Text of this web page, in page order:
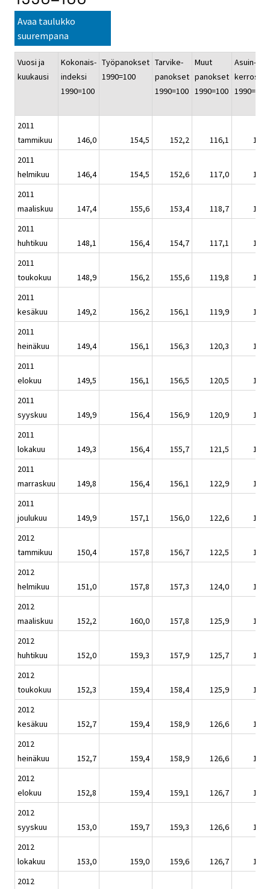
Avaa taulukko
suurempana
Vuosi ja
kuukausi
Kokonais-
indeksi
1990=100
Työpanokset
1990=100
Tarvike-
panokset
1990=100
Muut
panokset
1990=100
Asuin-
1990=100
2011
tammikuu
146,0 154,5 152,2 116,1
2011
helmikuu
146,4 154,5 152,6 117,0
2011
maaliskuu
147,4 155,6 153,4 118,7
2011
huhtikuu
148,1 156,4 154,7 117,1
2011
toukokuu
148,9 156,2 155,6 119,8
2011
kesäkuu
149,2 156,2 156,1 119,9
2011
heinäkuu
149,4 156,1 156,3 120,3
2011
elokuu
149,5 156,1 156,5 120,5
2011
syyskuu
149,9 156,4 156,9 120,9
2011
lokakuu
149,3 156,4 155,7 121,5
2011
marraskuu
149,8 156,4 156,1 122,9
2011
joulukuu
149,9 157,1 156,0 122,6
2012
tammikuu
150,4 157,8 156,7 122,5
2012
helmikuu
151,0 157,8 157,3 124,0
2012
maaliskuu
152,2 160,0 157,8 125,9
2012
huhtikuu
152,0 159,3 157,9 125,7
2012
toukokuu
152,3 159,4 158,4 125,9
2012
kesäkuu
152,7 159,4 158,9 126,6
2012
heinäkuu
152,7 159,4 158,9 126,6
2012
elokuu
152,8 159,4 159,1 126,7
2012
syyskuu
153,0 159,7 159,3 126,6
2012
lokakuu
153,0 159,0 159,6 126,7
2012